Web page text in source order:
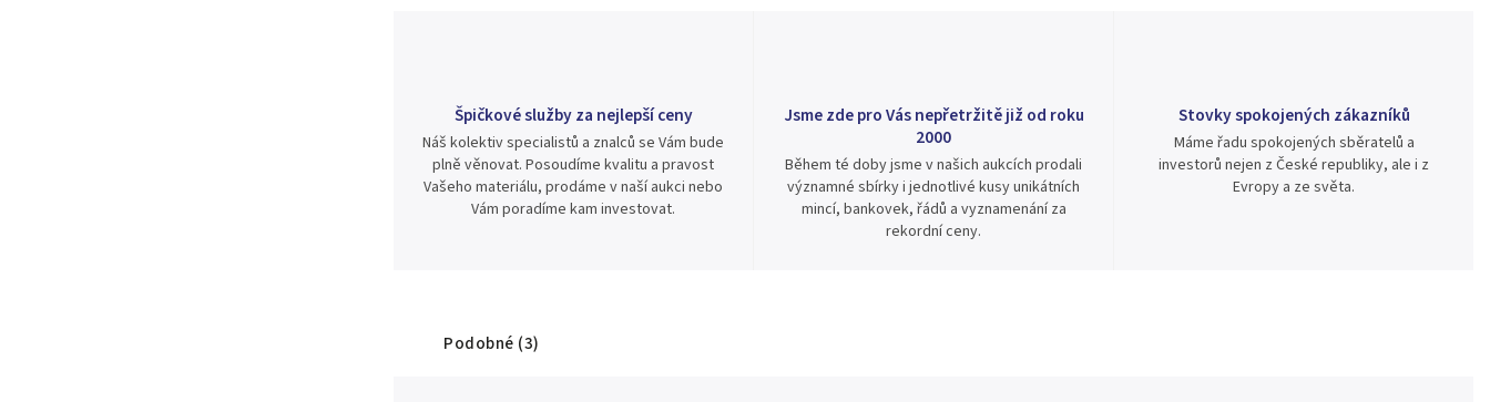
Špičkové služby za nejlepší ceny
Náš kolektiv specialistů a znalců se Vám bude
plně věnovat. Posoudíme kvalitu a pravost
Vašeho materiálu, prodáme v naší aukci nebo
Vám poradíme kam investovat.
Jsme zde pro Vás nepřetržitě již od roku
2000
Během té doby jsme v našich aukcích prodali
významné sbírky i jednotlivé kusy unikátních
mincí, bankovek, řádů a vyznamenání za
rekordní ceny.
Stovky spokojených zákazníků
Máme řadu spokojených sběratelů a
investorů nejen z České republiky, ale i z
Evropy a ze světa.
Podobné (3)